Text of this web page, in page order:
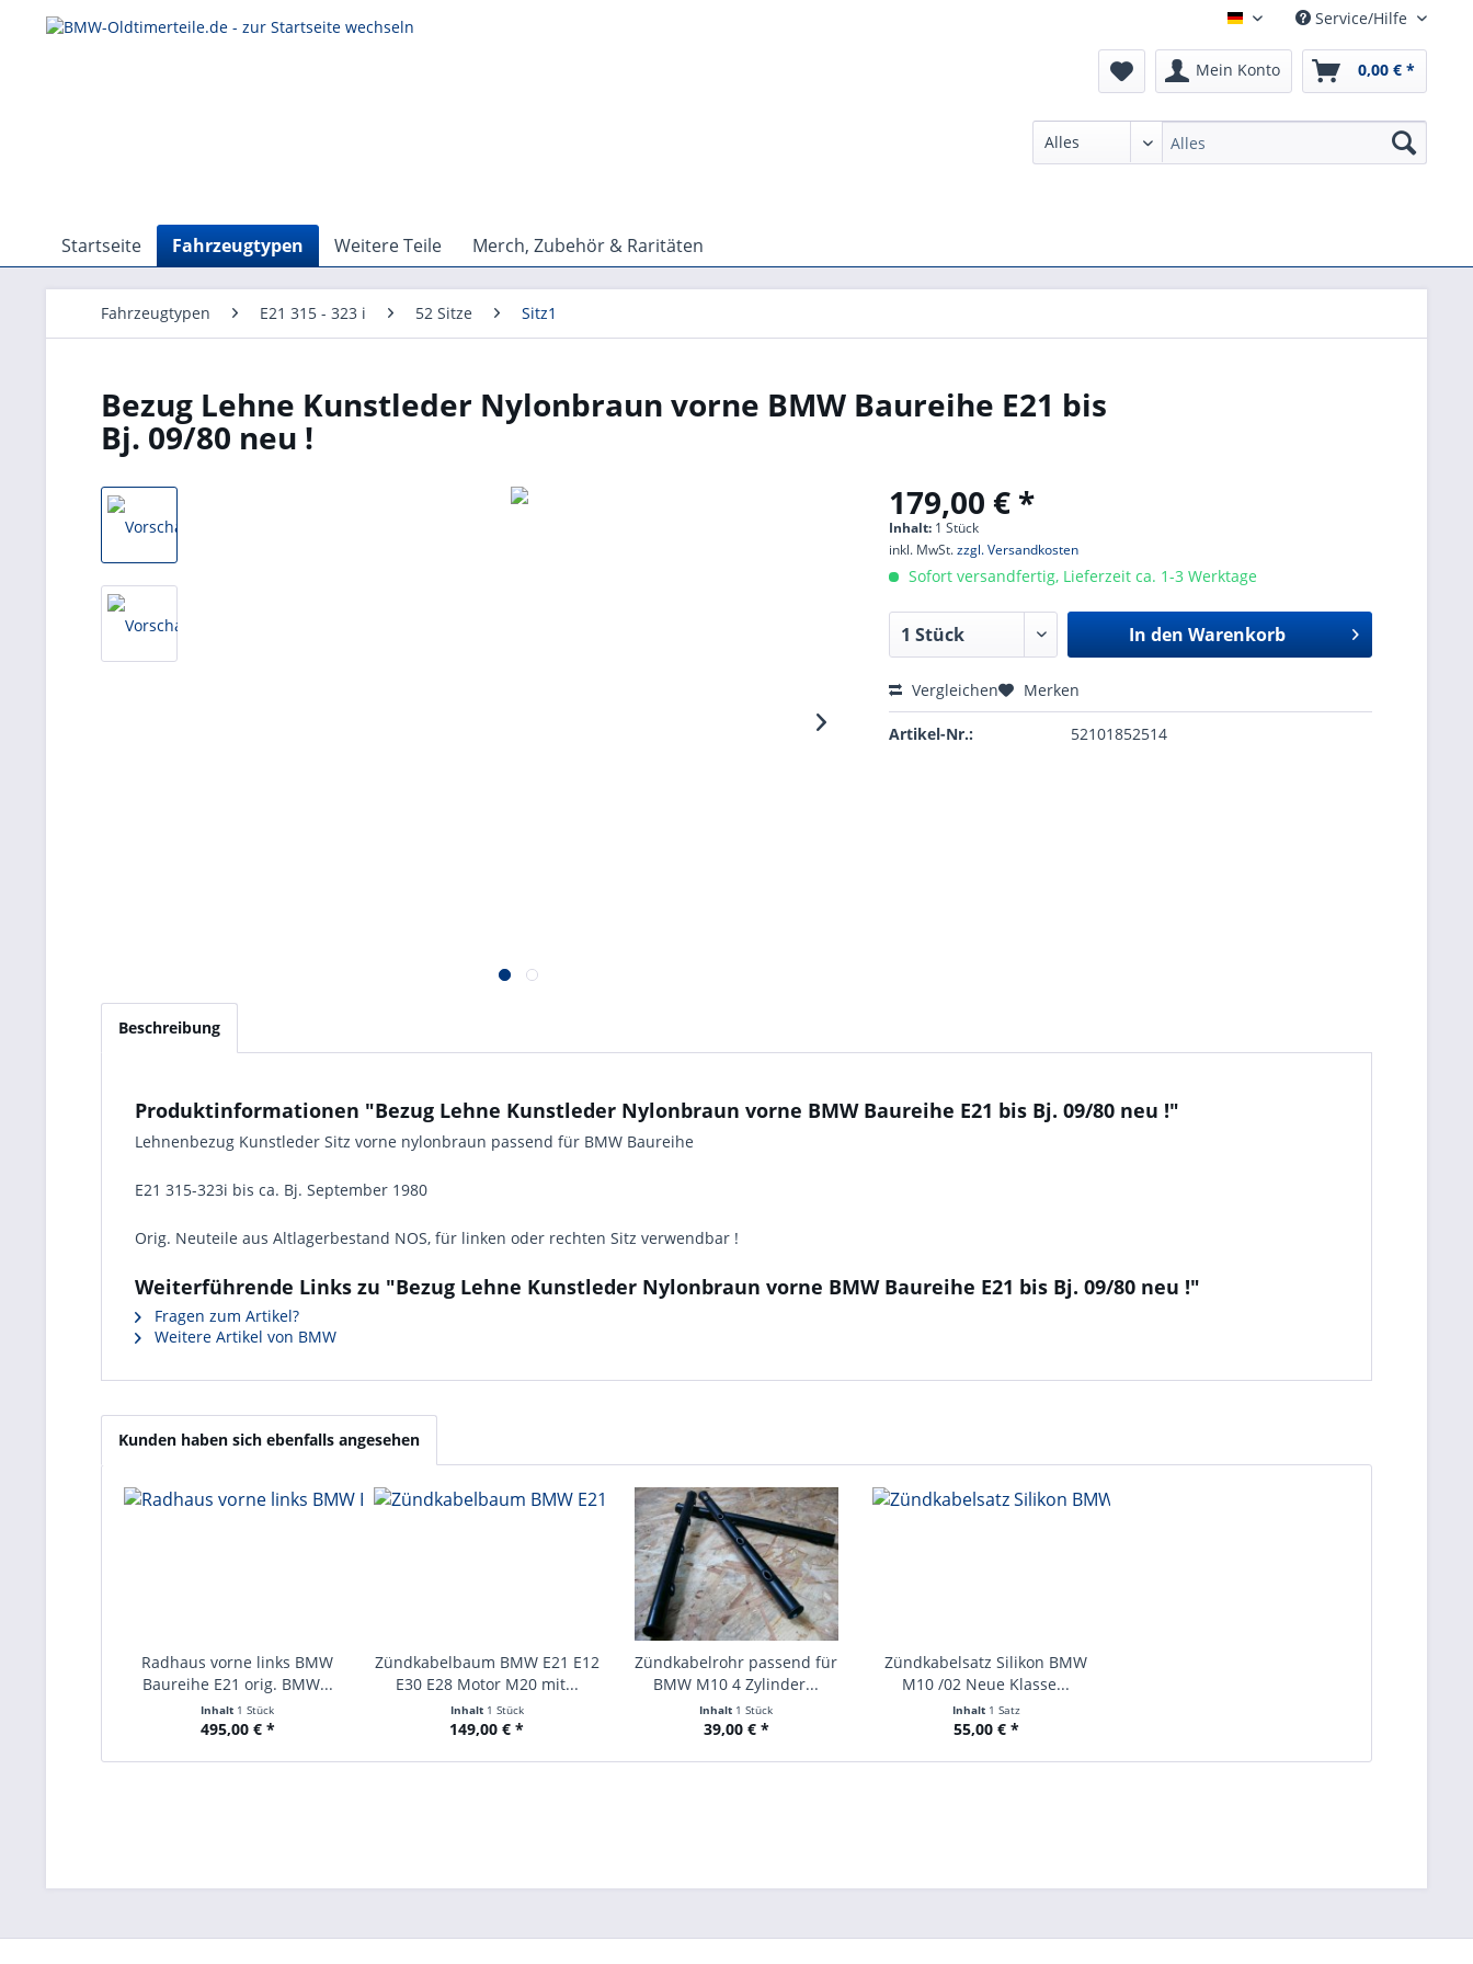
German Service/Hilfe
Mein Konto 0,00 € *
Startseite Fahrzeugtypen Weitere Teile Merch, Zubehör & Raritäten
Fahrzeugtypen E21 315 - 323 i 52 Sitze Sitz1
Bezug Lehne Kunstleder Nylonbraun vorne BMW Baureihe E21 bis
Bj. 09/80 neu !
179,00 € *
Inhalt: 1 Stück
inkl. MwSt.zzgl. Versandkosten
Sofort versandfertig, Lieferzeit ca. 1-3 Werktage
In den Warenkorb
Vergleichen Merken
Artikel-Nr.: 52101852514
Beschreibung
Produktinformationen "Bezug Lehne Kunstleder Nylonbraun vorne BMW Baureihe E21 bis Bj. 09/80 neu !"
Lehnenbezug Kunstleder Sitz vorne nylonbraun passend für BMW Baureihe
E21 315-323i bis ca. Bj. September 1980
Orig. Neuteile aus Altlagerbestand NOS, für linken oder rechten Sitz verwendbar !
Weiterführende Links zu "Bezug Lehne Kunstleder Nylonbraun vorne BMW Baureihe E21 bis Bj. 09/80 neu !"
Fragen zum Artikel?
Weitere Artikel von BMW
Kunden haben sich ebenfalls angesehen
Radhaus vorne links BMW
Baureihe E21 orig. BMW...
Inhalt 1 Stück
495,00 € *
Zündkabelbaum BMW E21 E12
E30 E28 Motor M20 mit...
Inhalt 1 Stück
149,00 € *
Zündkabelrohr passend für
BMW M10 4 Zylinder...
Inhalt 1 Stück
39,00 € *
Zündkabelsatz Silikon BMW
M10 /02 Neue Klasse...
Inhalt 1 Satz
55,00 € *